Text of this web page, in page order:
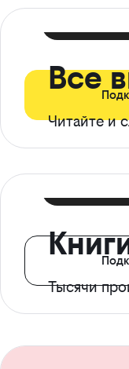
Все
Читайте и
Тысячи
с